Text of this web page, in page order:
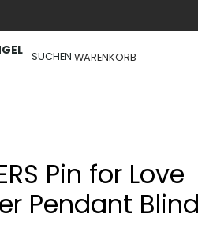
SUCHEN WARENKORB
Pin for Love
Pendant Blind